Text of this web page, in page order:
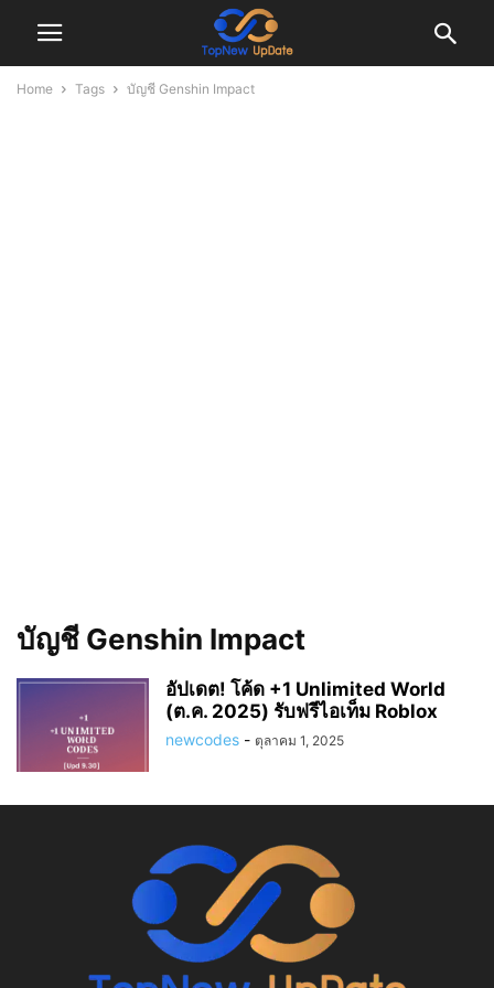
Home Tags บัญชี Genshin Impact
บัญชี Genshin Impact
อัปเดต! โค้ด +1 Unlimited World
(ต.ค. 2025) รับฟรีไอเท็ม Roblox
newcodes - ตุลาคม 1, 2025